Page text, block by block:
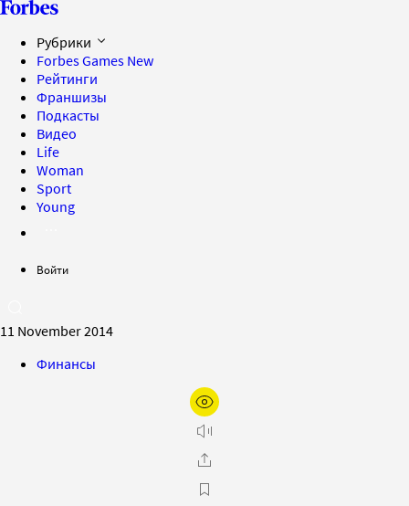
Рубрики
Forbes Games New
Рейтинги
Франшизы
Подкасты
Видео
Life
Woman
Sport
Young
Войти
11 November 2014
Финансы